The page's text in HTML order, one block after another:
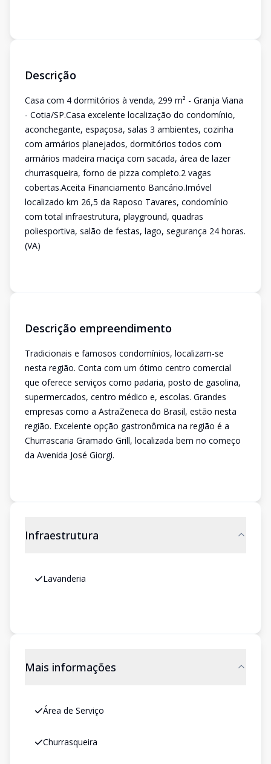
Descrição
Casa com 4 dormitórios à venda, 299 m² - Granja Viana
- Cotia/SP.Casa excelente localização do condomínio,
aconchegante, espaçosa, salas 3 ambientes, cozinha
com armários planejados, dormitórios todos com
armários madeira maciça com sacada, área de lazer
churrasqueira, forno de pizza completo.2 vagas
cobertas.Aceita Financiamento Bancário.Imóvel
localizado km 26,5 da Raposo Tavares, condomínio
com total infraestrutura, playground, quadras
poliesportiva, salão de festas, lago, segurança 24 horas.
(VA)
Descrição empreendimento
Tradicionais e famosos condomínios, localizam-se
nesta região. Conta com um ótimo centro comercial
que oferece serviços como padaria, posto de gasolina,
supermercados, centro médico e, escolas. Grandes
empresas como a AstraZeneca do Brasil, estão nesta
região. Excelente opção gastronômica na região é a
Churrascaria Gramado Grill, localizada bem no começo
da Avenida José Giorgi.
Infraestrutura
Lavanderia
Mais informações
Área de Serviço
Churrasqueira